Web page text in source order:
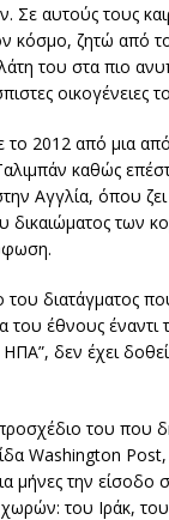
Σε αυτούς τους
κόσμο, ζητώ από
του στα πιο
2012 από μια
καθώς
Αγγλία, όπου ζει
δικαιώματος των
του διατάγματος
του έθνους
δεν έχει
του που
Washington Post,
μήνες την είσοδο
του Ιράκ, του